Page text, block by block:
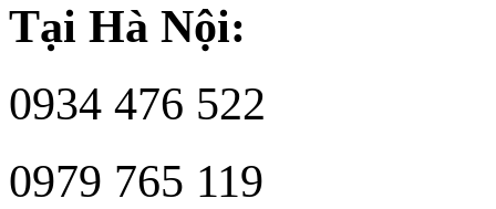
Tại Hà Nội:
0934 476 522
0979 765 119